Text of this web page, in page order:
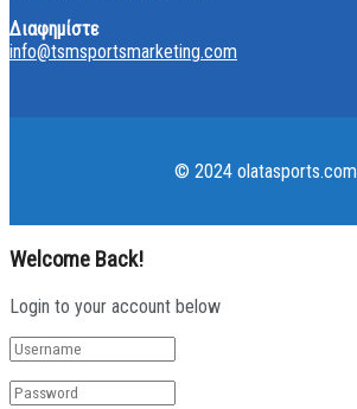
Διαφημίστε
info@tsmsportsmarketing.com
© 2024 olatasports.com
Welcome Back!
Login to your account below